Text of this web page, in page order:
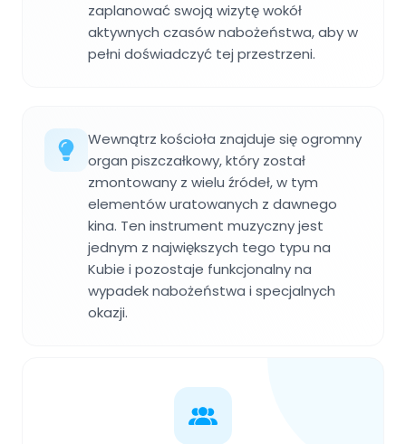
zaplanować swoją wizytę wokół
aktywnych czasów nabożeństwa, aby w
pełni doświadczyć tej przestrzeni.
Wewnątrz kościoła znajduje się ogromny
organ piszczałkowy, który został
zmontowany z wielu źródeł, w tym
elementów uratowanych z dawnego
kina. Ten instrument muzyczny jest
jednym z największych tego typu na
Kubie i pozostaje funkcjonalny na
wypadek nabożeństwa i specjalnych
okazji.